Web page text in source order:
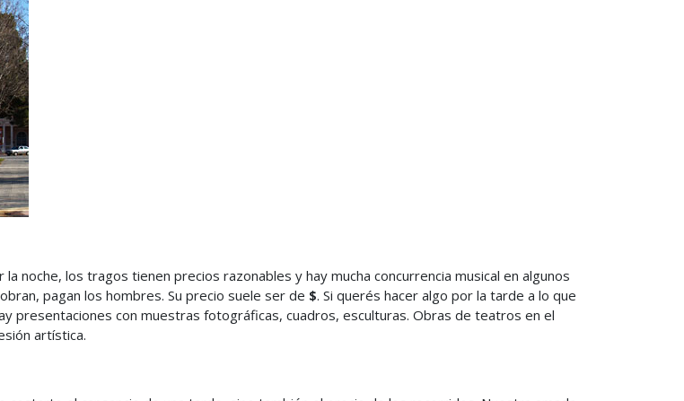
noche, los tragos tienen precios razonables y hay mucha concurrencia musical en algunos
pagan los hombres. Su precio suele ser de $. Si querés hacer algo por la tarde a lo que
presentaciones con muestras fotográficas, cuadros, esculturas. Obras de teatros en el
artística.